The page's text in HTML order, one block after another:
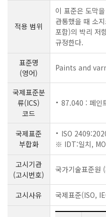
적용 범위
이 표준은 도막
관통했을 때 소
포함)의 박리 저
규정한다.
표준명
(영어)
Paints and
국제표준분
류(ICS)
코드
87.040 : 페인
국제표준
부합화
ISO
※ IDT:일치,
고시기관
(고시번호)
국가기술표준원
고시사유 국제표준(ISO,